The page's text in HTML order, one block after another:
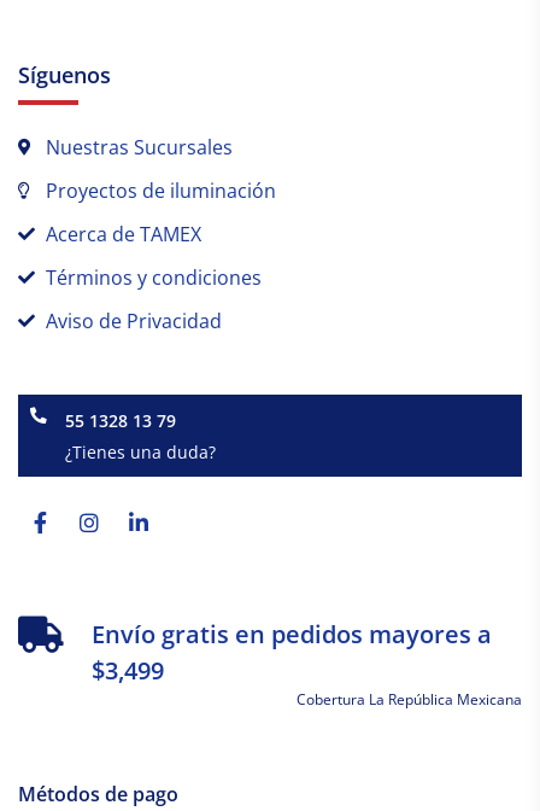
Síguenos
Nuestras Sucursales
Proyectos de iluminación
Acerca de TAMEX
Términos y condiciones
Aviso de Privacidad
55 1328 13 79
¿Tienes una duda?
f
Envío gratis en pedidos mayores a
$3,499
Cobertura La República Mexicana
Métodos de pago